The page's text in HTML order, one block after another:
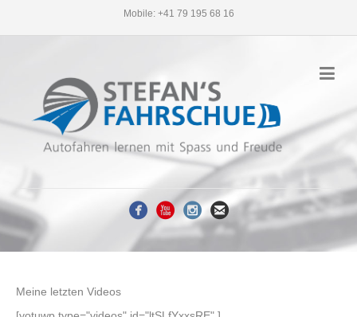
Mobile: +41 79 195 68 16
Meine letzten Videos